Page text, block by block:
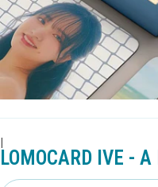
LOMOCARD IVE -